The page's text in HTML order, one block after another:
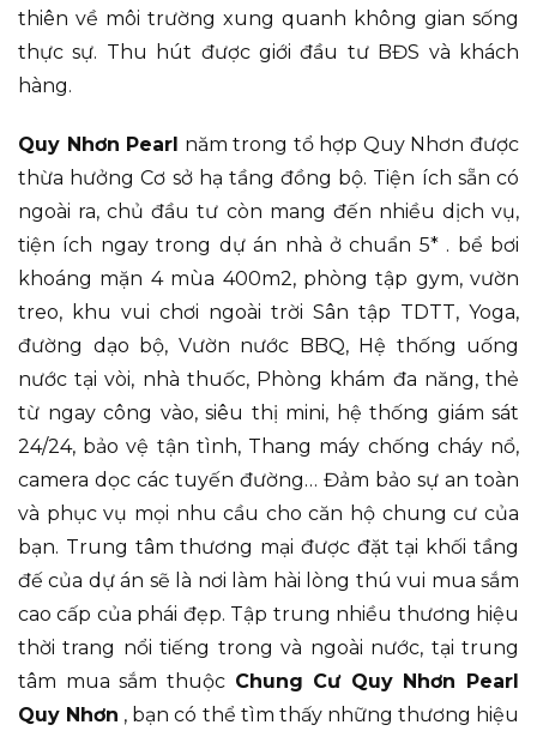
thiên về môi trường xung quanh không gian sống
thực sự. Thu hút được giới đầu tư BĐS và khách
hàng.
Quy Nhơn Pearl năm trong tổ hợp Quy Nhơn được
thừa hưởng Cơ sở hạ tầng đồng bộ. Tiện ích sẵn có
ngoài ra, chủ đầu tư còn mang đến nhiều dịch vụ,
tiện ích ngay trong dự án nhà ở chuẩn 5* . bể bơi
khoáng mặn 4 mùa 400m2, phòng tập gym, vườn
treo, khu vui chơi ngoài trời Sân tập TDTT, Yoga,
đường dạo bộ, Vườn nước BBQ, Hệ thống uống
nước tại vòi, nhà thuốc, Phòng khám đa năng, thẻ
từ ngay công vào, siêu thị mini, hệ thống giám sát
24/24, bảo vệ tận tình, Thang máy chống cháy nổ,
camera dọc các tuyến đường… Đảm bảo sự an toàn
và phục vụ mọi nhu cầu cho căn hộ chung cư của
bạn. Trung tâm thương mại được đặt tại khối tầng
đế của dự án sẽ là nơi làm hài lòng thú vui mua sắm
cao cấp của phái đẹp. Tập trung nhiều thương hiệu
thời trang nổi tiếng trong và ngoài nước, tại trung
tâm mua sắm thuộc Chung Cư Quy Nhơn Pearl
Quy Nhơn , bạn có thể tìm thấy những thương hiệu